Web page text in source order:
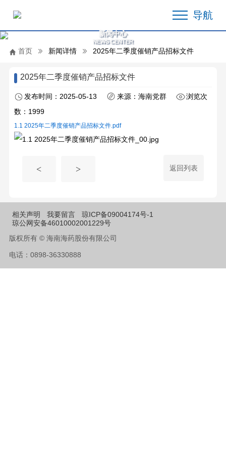
导航
新闻中心
NEWS CENTER
首页 新闻详情 2025年二季度催销产品招标文件
2025年二季度催销产品招标文件
发布时间：2025-05-13 来源：海南党群
浏览次
数：1999
1.1 2025年二季度催销产品招标文件.pdf
< > 返回列表
相关声明 我要留言
琼ICP备09004174号-1
琼公网安备46010002001229号
版权所有 © 海南海药股份有限公司
电话：0898-36330888